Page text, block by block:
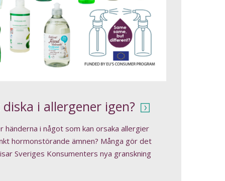
i allergener igen?
händerna i något som kan orsaka allergier
hormonstörande ämnen? Många gör det
Sveriges Konsumenters nya granskning